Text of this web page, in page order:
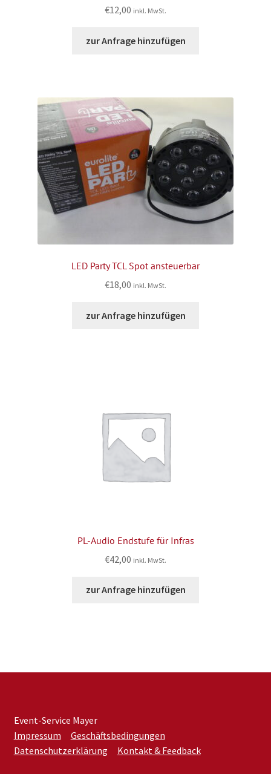
€12,00 inkl. MwSt.
zur Anfrage hinzufügen
LED Party TCL Spot ansteuerbar
€18,00 inkl. MwSt.
zur Anfrage hinzufügen
PL-Audio Endstufe für Infras
€42,00 inkl. MwSt.
zur Anfrage hinzufügen
Event-Service Mayer
Impressum
Geschäftsbedingungen
Datenschutzerklärung
Kontakt & Feedback